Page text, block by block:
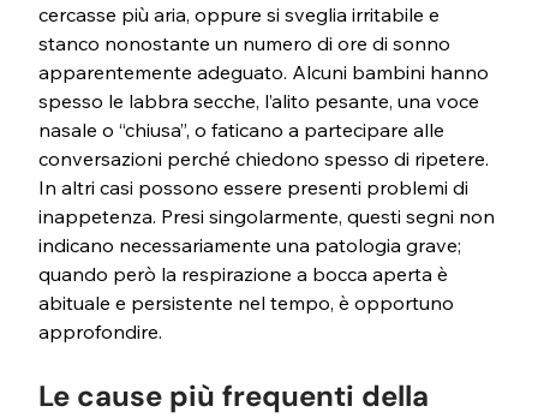
cercasse più aria, oppure si sveglia irritabile e
stanco nonostante un numero di ore di sonno
apparentemente adeguato. Alcuni bambini hanno
spesso le labbra secche, l’alito pesante, una voce
nasale o “chiusa”, o faticano a partecipare alle
conversazioni perché chiedono spesso di ripetere.
In altri casi possono essere presenti problemi di
inappetenza. Presi singolarmente, questi segni non
indicano necessariamente una patologia grave;
quando però la respirazione a bocca aperta è
abituale e persistente nel tempo, è opportuno
approfondire.
Le cause più frequenti della